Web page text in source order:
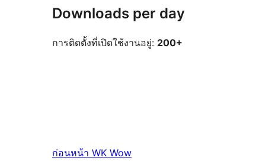
Downloads per day
การติดตั้งที่เปิดใช้งานอยู่: 200+
ก่อนหน้า WK Wow